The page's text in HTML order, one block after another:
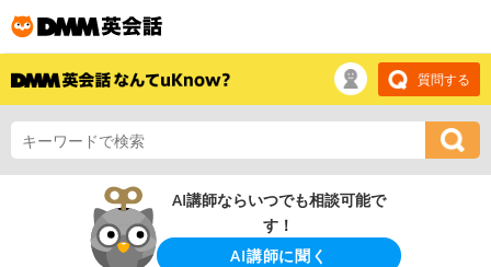
質問する
AI講師ならいつでも相談可能で
す！
AI講師に聞く